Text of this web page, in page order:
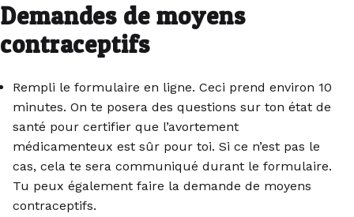
Demandes de moyens
contraceptifs
Rempli le formulaire en ligne. Ceci prend environ 10
minutes. On te posera des questions sur ton état de
santé pour certifier que l’avortement
médicamenteux est sûr pour toi. Si ce n’est pas le
cas, cela te sera communiqué durant le formulaire.
Tu peux également faire la demande de moyens
contraceptifs.